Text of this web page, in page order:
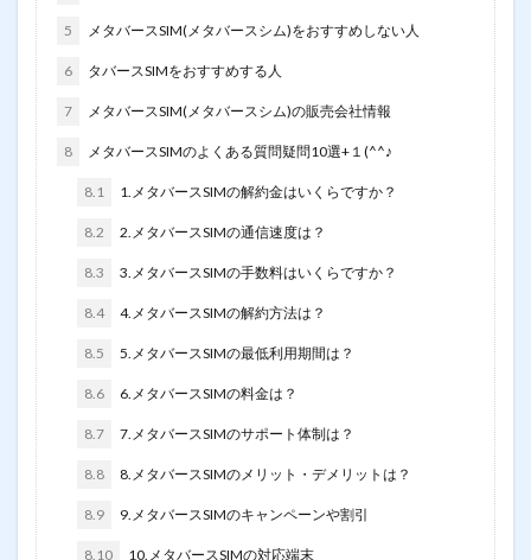
5 メタバースSIM(メタバースシム)をおすすめしない人
6 タバースSIMをおすすめする人
7 メタバースSIM(メタバースシム)の販売会社情報
8 メタバースSIMのよくある質問疑問10選+１(^^♪
8.1 1.メタバースSIMの解約金はいくらですか？
8.2 2.メタバースSIMの通信速度は？
8.3 3.メタバースSIMの手数料はいくらですか？
8.4 4.メタバースSIMの解約方法は？
8.5 5.メタバースSIMの最低利用期間は？
8.6 6.メタバースSIMの料金は？
8.7 7.メタバースSIMのサポート体制は？
8.8 8.メタバースSIMのメリット・デメリットは？
8.9 9.メタバースSIMのキャンペーンや割引
8.10 10.メタバースSIMの対応端末